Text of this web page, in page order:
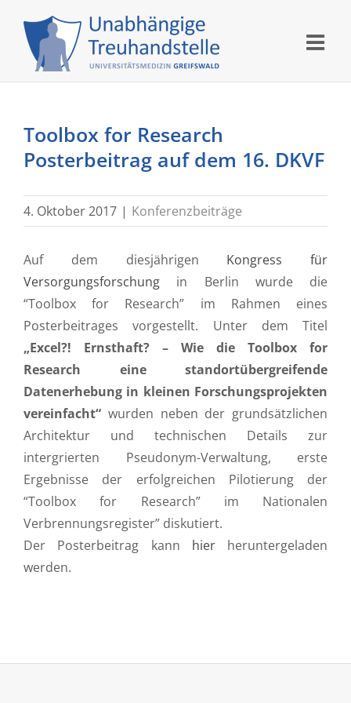
content
Toolbox for Research
Posterbeitrag auf dem 16. DKVF
4. Oktober 2017 | Konferenzbeiträge
Auf dem diesjährigen Kongress für
Versorgungsforschung in Berlin wurde die
“Toolbox for Research” im Rahmen eines
Posterbeitrages vorgestellt. Unter dem Titel
„Excel?! Ernsthaft? – Wie die Toolbox for
Research eine standortübergreifende
Datenerhebung in kleinen Forschungsprojekten
vereinfacht“ wurden neben der grundsätzlichen
Architektur und technischen Details zur
intergrierten Pseudonym-Verwaltung, erste
Ergebnisse der erfolgreichen Pilotierung der
“Toolbox for Research” im Nationalen
Verbrennungsregister” diskutiert.
Der Posterbeitrag kann hierheruntergeladen
werden.